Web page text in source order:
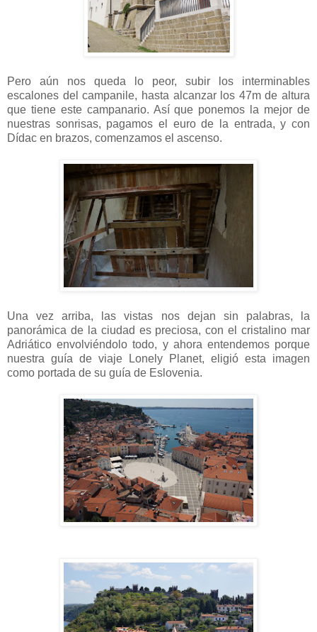
Pero aún nos queda lo peor, subir los interminables
escalones del campanile, hasta alcanzar los 47m de altura
que tiene este campanario. Así que ponemos la mejor de
nuestras sonrisas, pagamos el euro de la entrada, y con
Dídac en brazos, comenzamos el ascenso.
Una vez arriba, las vistas nos dejan sin palabras, la
panorámica de la ciudad es preciosa, con el cristalino mar
Adriático envolviéndolo todo, y ahora entendemos porque
nuestra guía de viaje Lonely Planet, eligió esta imagen
como portada de su guía de Eslovenia.